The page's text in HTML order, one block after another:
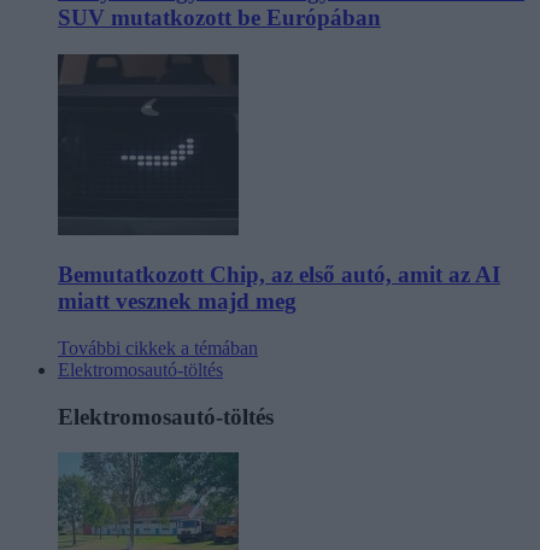
SUV mutatkozott be Európában
Bemutatkozott Chip, az első autó, amit az AI
miatt vesznek majd meg
További cikkek a témában
Elektromosautó-töltés
Elektromosautó-töltés